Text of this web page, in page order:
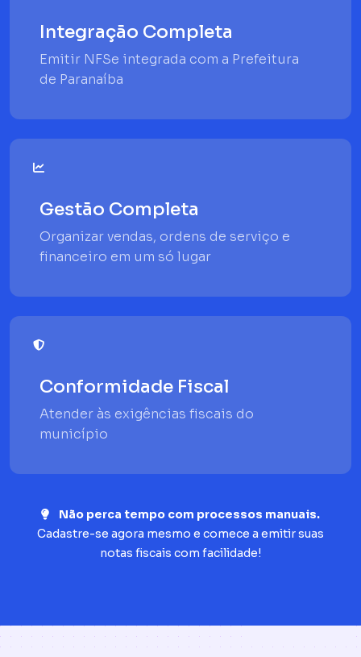
Integração Completa
Emitir NFSe integrada com a Prefeitura
de Paranaíba
Gestão Completa
Organizar vendas, ordens de serviço e
financeiro em um só lugar
Conformidade Fiscal
Atender às exigências fiscais do
município
Não perca tempo com processos manuais.
Cadastre-se agora mesmo e comece a emitir suas
notas fiscais com facilidade!